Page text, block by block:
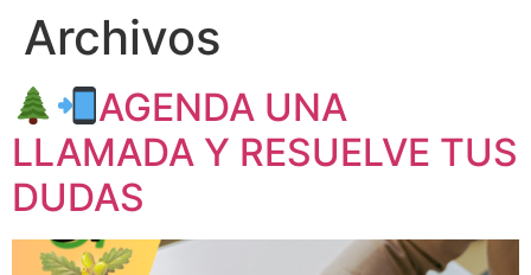
Archivos
AGENDA UNA
LLAMADA Y RESUELVE TUS
DUDAS